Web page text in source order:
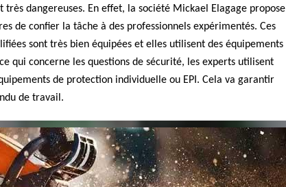
très dangereuses. En effet, la société Mickael Elagage propose
de confier la tâche à des professionnels expérimentés. Ces
sont très bien équipées et elles utilisent des équipements
qui concerne les questions de sécurité, les experts utilisent
de protection individuelle ou EPI. Cela va garantir
de travail.